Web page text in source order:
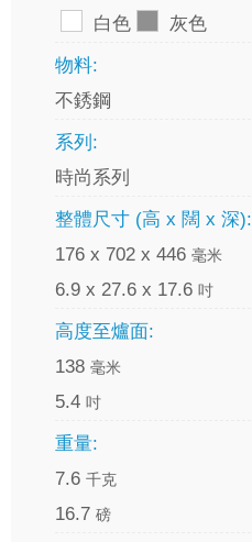
白色
灰色
物料:
不銹鋼
系列:
時尚系列
整體尺寸 (高 x 闊 x 深):
176 x 702 x 446 毫米
6.9 x 27.6 x 17.6 吋
高度至爐面:
138 毫米
5.4 吋
重量:
7.6 千克
16.7 磅